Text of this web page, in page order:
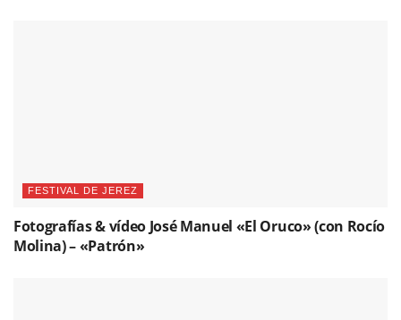
FESTIVAL DE JEREZ
Fotografías & vídeo José Manuel «El Oruco» (con Rocío
Molina) – «Patrón»